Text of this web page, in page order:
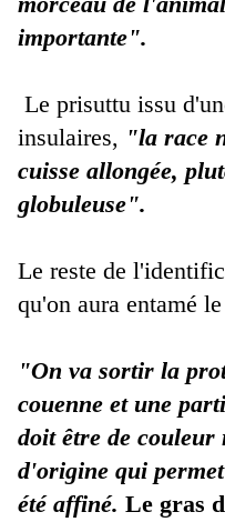
importante".
Le prisuttu issu
insulaires, "la race
cuisse allongée,
globuleuse".
Le reste de
qu'on aura entamé
"On va sortir la
couenne et une
doit être de couleur
d'origine qui
été affiné. Le gras